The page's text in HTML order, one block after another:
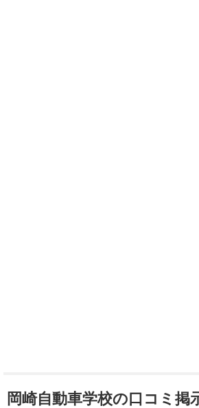
岡崎自動車学校の口コミ掲